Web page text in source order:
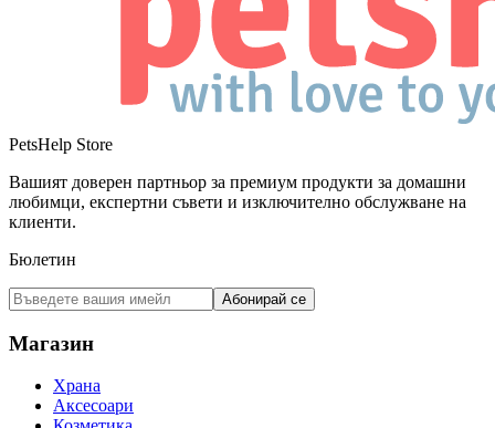
PetsHelp Store
Вашият доверен партньор за премиум продукти за домашни
любимци, експертни съвети и изключително обслужване на
клиенти.
Бюлетин
Абонирай се
Магазин
Храна
Аксесоари